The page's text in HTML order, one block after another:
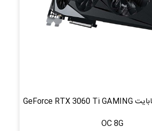
کارت گرافیک گیگابایت GeForce RTX 3060 Ti GAMING
OC 8G